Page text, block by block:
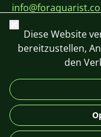
+420 603 449 602
Schließen
Diese Website
bereitzustellen,
den